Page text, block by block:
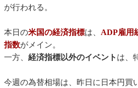
が行われる。
本日の米国の経済指標は、 ADP雇用
指数がメイン。
一方、 経済指標以外のイベント は、
今週の為替相場は、昨日に日本円買